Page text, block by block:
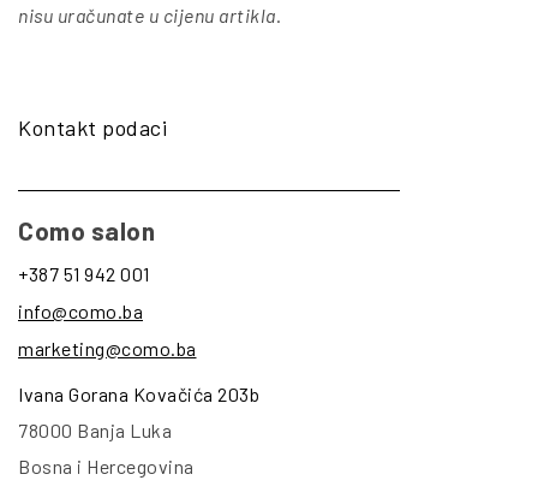
nisu uračunate u cijenu artikla.
Kontakt podaci
Como salon
+387 51 942 001
info@como.ba
marketing@como.ba
Ivana Gorana Kovačića 203b
78000 Banja Luka
Bosna i Hercegovina